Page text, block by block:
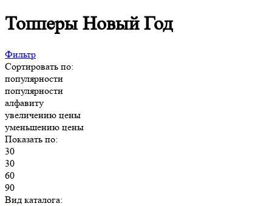
Топперы Новый Год
Фильтр
Сортировать по:
популярности
популярности
алфавиту
увеличению цены
уменьшению цены
Показать по:
30
30
60
90
Вид каталога: